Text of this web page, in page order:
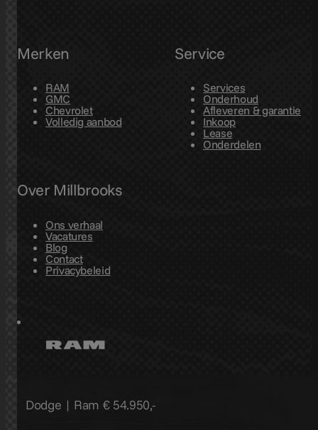
Dodge | Ram € 54.950,-
Merken
RAM
GMC
Chevrolet
Volledig aanbod
Service
Services
Onderhoud
Afleveren & garantie
Inkoop
Lease
Onderdelen
Over Millbrooks
Ons verhaal
Vacatures
Blog
Contact
Privacybeleid